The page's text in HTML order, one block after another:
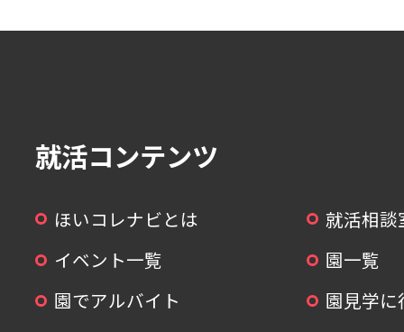
就活コンテンツ
ほいコレナビとは
就活相談
イベント一覧
園一覧
園でアルバイト
園見学